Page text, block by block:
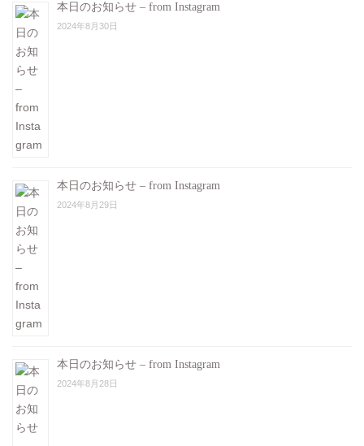
本日のお知らせ – from Instagram
2024年8月30日
本日のお知らせ – from Instagram
2024年8月29日
本日のお知らせ – from Instagram
2024年8月28日